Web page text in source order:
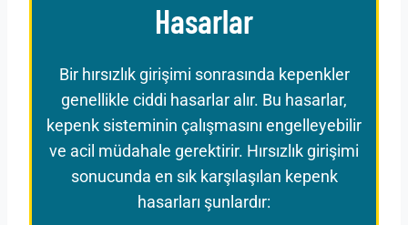
Hasarlar
Bir hırsızlık girişimi sonrasında kepenkler
genellikle ciddi hasarlar alır. Bu hasarlar,
kepenk sisteminin çalışmasını engelleyebilir
ve acil müdahale gerektirir. Hırsızlık girişimi
sonucunda en sık karşılaşılan kepenk
hasarları şunlardır: